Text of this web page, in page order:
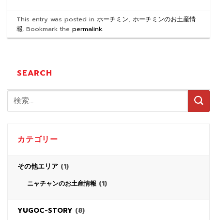
SEARCH
カテゴリー
その他エリア (1)
ニャチャンのお土産情報 (1)
YUGOC-STORY (8)
This entry was posted inホーチミン,ホーチミンのお土産情
報. Bookmark thepermalink.